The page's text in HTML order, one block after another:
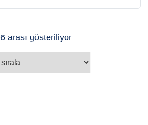
arası gösteriliyorEn
yeniye
göre